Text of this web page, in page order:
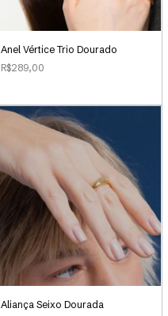
Anel Vértice Trio Dourado
R$289,00
Aliança Seixo Dourada